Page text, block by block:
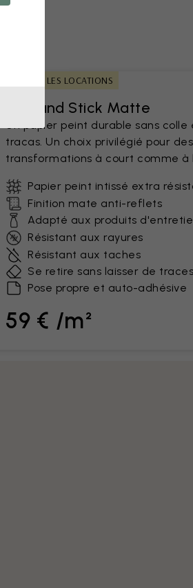
IDÉAL POUR LES LOCATIONS
Peel and Stick Matte
Un papier peint durable sans colle
tracas. Un choix privilégié pour des
transformations à court comme à
Papier peint intissé extra
Finition mate anti-reflets
Adapté aux produits
Résistant aux rayures
Résistant aux taches
Se retire sans laisser de traces
Pose propre et auto-adhésive
59 € /m²